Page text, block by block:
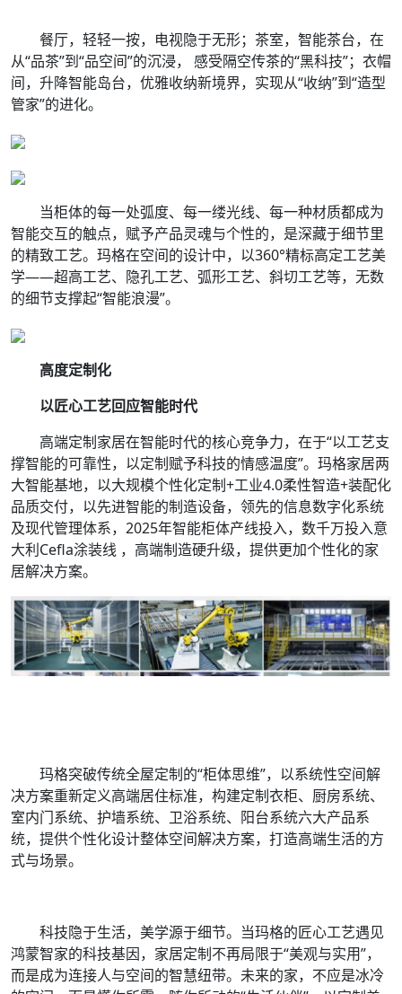
餐厅，轻轻一按，电视隐于无形；茶室，智能茶台，在
从“品茶”到“品空间”的沉浸， 感受隔空传茶的“黑科技”；衣帽
间，升降智能岛台，优雅收纳新境界，实现从“收纳”到“造型
管家”的进化。
当柜体的每一处弧度、每一缕光线、每一种材质都成为
智能交互的触点，赋予产品灵魂与个性的，是深藏于细节里
的精致工艺。玛格在空间的设计中，以360°精标高定工艺美
学——超高工艺、隐孔工艺、弧形工艺、斜切工艺等，无数
的细节支撑起“智能浪漫”。
高度定制化
以匠心工艺回应智能时代
高端定制家居在智能时代的核心竞争力，在于“以工艺支
撑智能的可靠性，以定制赋予科技的情感温度”。玛格家居两
大智能基地，以大规模个性化定制+工业4.0柔性智造+装配化
品质交付，以先进智能的制造设备，领先的信息数字化系统
及现代管理体系，2025年智能柜体产线投入，数千万投入意
大利Cefla涂装线 ，高端制造硬升级，提供更加个性化的家
居解决方案。
玛格突破传统全屋定制的“柜体思维”，以系统性空间解
决方案重新定义高端居住标准，构建定制衣柜、厨房系统、
室内门系统、护墙系统、卫浴系统、阳台系统六大产品系
统，提供个性化设计整体空间解决方案，打造高端生活的方
式与场景。
科技隐于生活，美学源于细节。当玛格的匠心工艺遇见
鸿蒙智家的科技基因，家居定制不再局限于“美观与实用”，
而是成为连接人与空间的智慧纽带。未来的家，不应是冰冷